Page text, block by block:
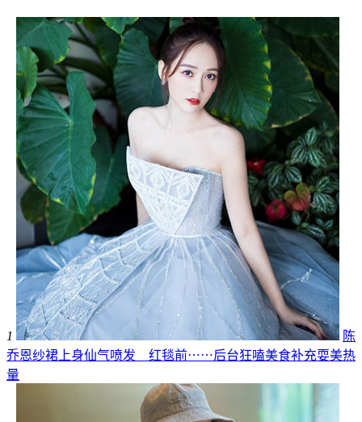
1
陈
乔恩纱裙上身仙气喷发 红毯前⋯⋯后台狂嗑美食补充耍美热
量